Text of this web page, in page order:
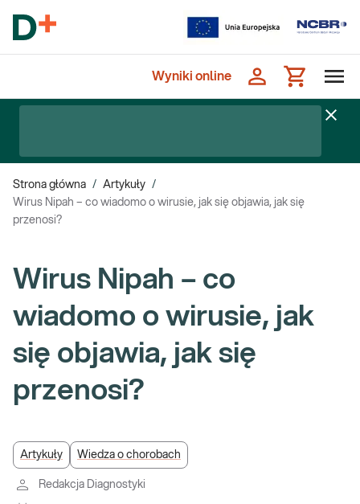
Wyniki online
Strona główna / Artykuły /
Wirus Nipah – co wiadomo o wirusie, jak się objawia, jak się
przenosi?
Wirus Nipah – co
wiadomo o wirusie, jak
się objawia, jak się
przenosi?
Artykuły Wiedza o chorobach
Redakcja Diagnostyki